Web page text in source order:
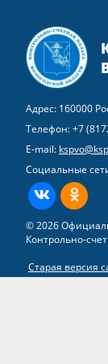
Адрес: 160000
Телефон:+7
E-mail:
Социальные
ВКонтакте
© 2026
Контрольно-
Старая версия